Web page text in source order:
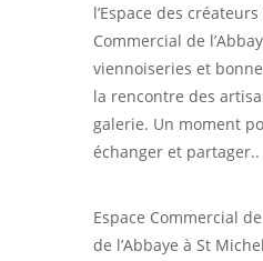
l’Espace des créateurs
Commercial de
viennoiseries et
la rencontre des
galerie. Un moment
échanger et partager..
Espace Commercial
de l’Abbaye à St Michel